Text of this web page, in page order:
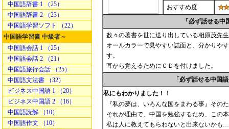
中国語辞書 1 （25）
中国語辞書 2 （23）
中国語学習ソフト （22）
中国語学習書 中級者～
中国語会話 1 （25）
中国語会話 2 （21）
中国語旅行会話 （25）
中国語文法書 （32）
ビジネス中国語 1 （20）
ビジネス中国語 2 （16）
中国語読解 （10）
中国語作文 （10）
おすすめ度
「必ず話せる
数々の著書を世に送り出している相原茂先
オールカラーで見やすい誌面と、分かりや
す。
耳から覚えるためにＣＤを付けました。
「必ず話せる中国
私にもわかりました！！
『私の夢は、いろんな国をまわる事』その
それが理由で、中国を勉強するため、この
私は人に教えてもらわないと出来ないか